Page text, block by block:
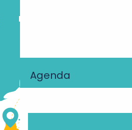
Agenda
Im Flugzeug